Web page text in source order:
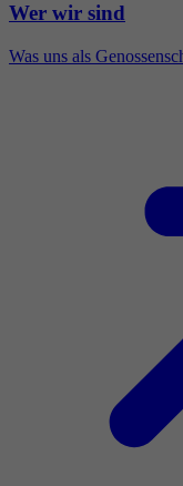
Wer wir sind
Was uns als